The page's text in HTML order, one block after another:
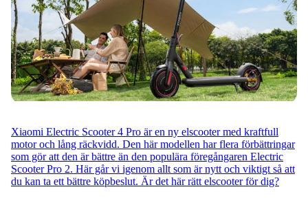
Xiaomi Electric Scooter 4 Pro är en ny elscooter med kraftfull
motor och lång räckvidd. Den här modellen har flera förbättringar
som gör att den är bättre än den populära föregångaren Electric
Scooter Pro 2. Här går vi igenom allt som är nytt och viktigt så att
du kan ta ett bättre köpbeslut. Är det här rätt elscooter för dig?